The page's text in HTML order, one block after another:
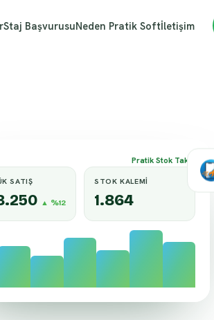
Staj BaşvurusuNeden Pratik Softİletişim
Pratik Stok Takip
SATIŞ
▲ %12
STOK KALEMI
1.864